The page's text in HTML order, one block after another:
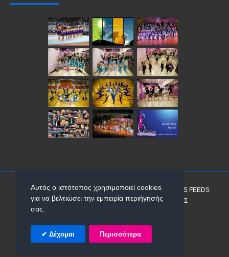
ΑΡΧΙΚΉ ABOUT SITEMAP ΧΆΡΤΗΣ
RSS FEEDS
ΑΝΑΖΉΤΗΣΗ
ΕΠΙΚΟΙΝΩΝΊΑ ΠΡΟΣΦΟΡΈΣ
Αυτός ο ιστότοπος χρησιμοποιεί cookies
για να βελτιώσει την εμπειρία περιήγησής
σας.
Δέχομαι Περισσότερα